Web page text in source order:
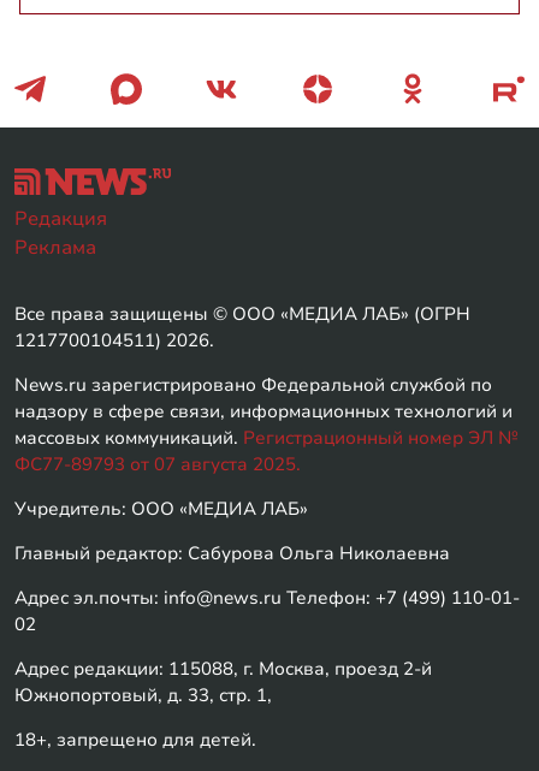
Редакция
Реклама
Все права защищены © ООО «МЕДИА ЛАБ» (ОГРН
1217700104511) 2026.
News.ru зарегистрировано Федеральной службой по
надзору в сфере связи, информационных технологий и
массовых коммуникаций. Регистрационный номер ЭЛ №
ФС77-89793 от 07 августа 2025.
Учредитель: ООО «МЕДИА ЛАБ»
Главный редактор: Сабурова Ольга Николаевна
Адрес эл.почты: info@news.ru Телефон: +7 (499) 110-01-
02
Адрес редакции: 115088, г. Москва, проезд 2-й
Южнопортовый, д. 33, стр. 1,
18+, запрещено для детей.